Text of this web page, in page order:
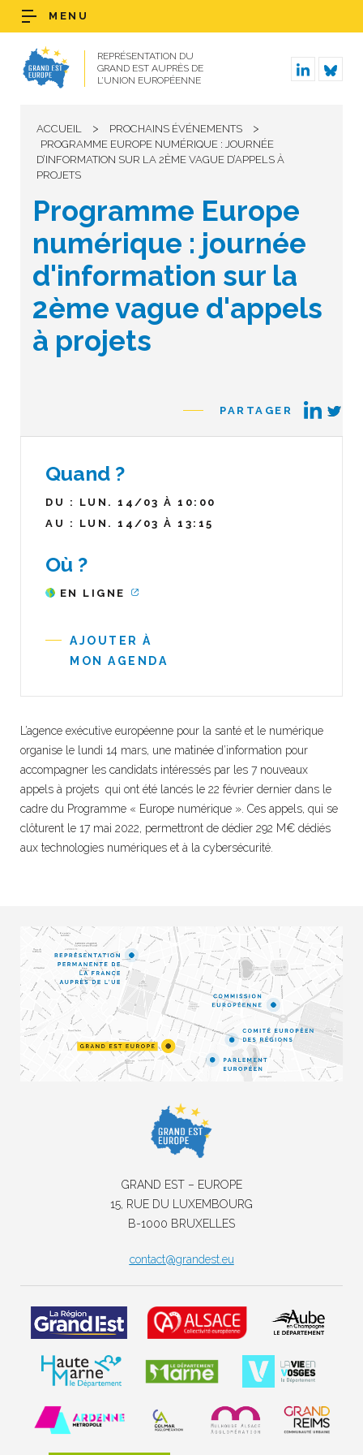
REPRÉSENTATION DU
GRAND EST AUPRÈS DE
L’UNION EUROPÉENNE
MENU
ACCUEIL > PROCHAINS ÉVÉNEMENTS >
PROGRAMME EUROPE NUMÉRIQUE : JOURNÉE
D’INFORMATION SUR LA 2ÈME VAGUE D’APPELS À
PROJETS
Programme Europe
numérique : journée
d'information sur la
2ème vague d'appels
à projets
PARTAGER
Quand ?
DU : LUN. 14/03 À 10:00
AU : LUN. 14/03 À 13:15
Où ?
EN LIGNE
AJOUTER À
MON AGENDA
L’agence exécutive européenne pour la santé et le numérique
organise le lundi 14 mars, une matinée d’information pour
accompagner les candidats intéressés par les 7 nouveaux
appels à projets qui ont été lancés le 22 février dernier dans le
cadre du Programme « Europe numérique ». Ces appels, qui se
clôturent le 17 mai 2022, permettront de dédier 292 M€ dédiés
aux technologies numériques et à la cybersécurité.
GRAND EST – EUROPE
15, RUE DU LUXEMBOURG
B-1000 BRUXELLES
contact@grandest.eu